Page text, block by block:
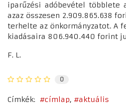
iparűzési adóbevétel többlete
azaz összesen 2.909.865.638
terhelte az önkormányzatot. A
kiadásaira 806.940.440 forint
F. L.
0
Címkék: címlap aktuális